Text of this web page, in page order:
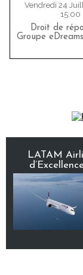
Vendredi 24
15:00
Droit de
Groupe
LATAM